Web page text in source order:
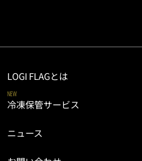
LOGI FLAGとは
NEW
冷凍保管サービス
ニュース